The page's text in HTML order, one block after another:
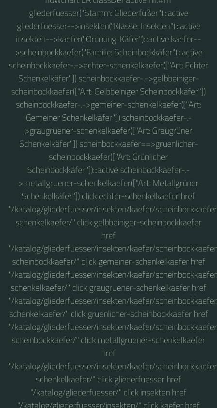
gliederfuesser("Stamm: Gliederfüßer"):::active
gliederfuesser-->insekten("Klasse: Insekten"):::active
insekten-->kaefer("Ordnung: Käfer"):::active kaefer--
>scheinbockkaefer("Familie: Scheinbockkäfer"):::active
scheinbockkaefer-.->echter-schenkelkaefer(["Art: Echter
Schenkelkäfer"]) scheinbockkaefer-.->gelbbeiniger-
scheinbockkaefer(["Art: Gelbbeiniger Scheinbockkäfer"])
scheinbockkaefer-.->gemeiner-schenkelkaefer(["Art:
Gemeiner Schenkelkäfer"]) scheinbockkaefer-.-
>graugruener-schenkelkaefer(["Art: Graugrüner
Schenkelkäfer"]) scheinbockkaefer==>gruenlicher-
scheinbockkaefer(["Art: Grünlicher
Scheinbockkäfer"]):::active scheinbockkaefer-.-
>metallgruener-schenkelkaefer(["Art: Metallgrüner
Schenkelkäfer"]) click echter-schenkelkaefer href
"/katalog/gliederfuesser/insekten/kaefer/
schenkelkaefer/" click gelbbeiniger-scheinbockkaefer
href
"/katalog/gliederfuesser/insekten/kaefer/
scheinbockkaefer/" click gemeiner-schenkelkaefer href
"/katalog/gliederfuesser/insekten/kaefer/
schenkelkaefer/" click graugruener-schenkelkaefer href
"/katalog/gliederfuesser/insekten/kaefer/
schenkelkaefer/" click gruenlicher-scheinbockkaefer href
"/katalog/gliederfuesser/insekten/kaefer/
scheinbockkaefer/" click metallgruener-schenkelkaefer
href
"/katalog/gliederfuesser/insekten/kaefer/
schenkelkaefer/" click gliederfuesser href
"/katalog/gliederfuesser/" click insekten href
"/katalog/gliederfuesser/insekten/" click kaefer href